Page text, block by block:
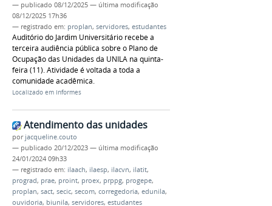
— publicado 08/12/2025 — última modificação
08/12/2025 17h36
— registrado em: proplan, servidores, estudantes
Auditório do Jardim Universitário recebe a
terceira audiência pública sobre o Plano de
Ocupação das Unidades da UNILA na quinta-
feira (11). Atividade é voltada a toda a
comunidade acadêmica.
Localizado em Informes
Atendimento das unidades
por jacqueline.couto
— publicado 20/12/2023 — última modificação
24/01/2024 09h33
— registrado em: ilaach, ilaesp, ilacvn, ilatit,
prograd, prae, proint, proex, prppg, progepe,
proplan, sact, secic, secom, corregedoria, edunila,
ouvidoria, biunila, servidores, estudantes